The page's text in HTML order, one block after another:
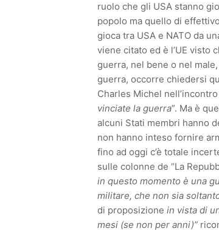
ruolo che gli USA stanno
popolo ma quello di
gioca tra USA e NATO da
viene citato ed è l’UE visto
guerra, nel bene o nel
guerra, occorre chiedersi
Charles Michel
vinciate la guerra”. Ma è
alcuni Stati membri hanno
non hanno inteso fornire
fino ad oggi c’è totale
sulle colonne de “La
in questo momento è una
militare, che non sia
di proposizione in vista di
mesi (se non per anni)”